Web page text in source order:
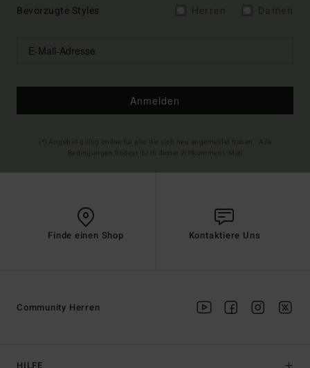
Bevorzugte Styles
Anmelden
Finde einen Shop Kontaktiere Uns
Community Herren